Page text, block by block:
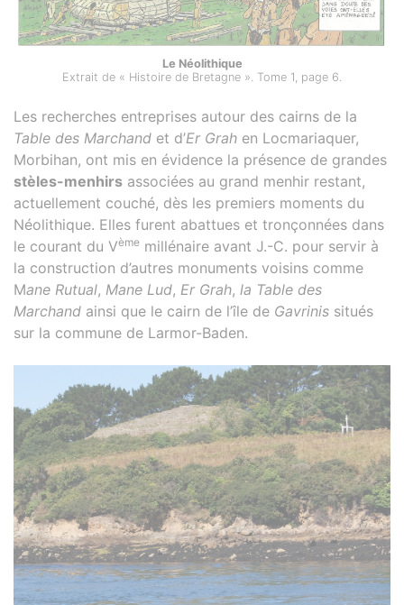
Le Néolithique
Extrait de « Histoire de Bretagne ». Tome 1, page 6.
Les recherches entreprises autour des cairns de la
Table des Marchand et d’Er Grah en Locmariaquer,
Morbihan, ont mis en évidence la présence de grandes
stèles-menhirs associées au grand menhir restant,
actuellement couché, dès les premiers moments du
Néolithique. Elles furent abattues et tronçonnées dans
le courant du Vème millénaire avant J.-C. pour servir à
la construction d’autres monuments voisins comme
Mane Rutual, Mane Lud, Er Grah, la Table des
Marchand ainsi que le cairn de l’île de Gavrinis situés
sur la commune de Larmor-Baden.